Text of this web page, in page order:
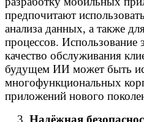
предпочитают
анализа данных, а также
процессов. Использование
качество обслуживания
будущем ИИ может быть
многофункциональных
приложений нового
Надёжная